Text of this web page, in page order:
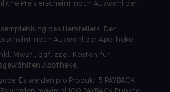
Preis erscheint nach Auswahl der
des Herstellers. Der
nach Auswahl der Apotheke.
MwSt., ggf. zzgl. Kosten für
Apotheke.
Es werden pro Produkt 5 PAYBACK